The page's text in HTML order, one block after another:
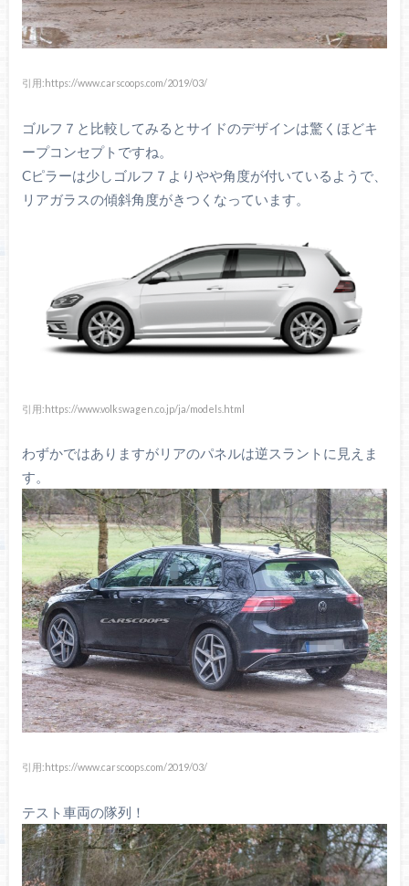
引用:https://www.carscoops.com/2019/03/
ゴルフ７と比較してみるとサイドのデザインは驚くほどキ
ープコンセプトですね。
Cピラーは少しゴルフ７よりやや角度が付いているようで、
リアガラスの傾斜角度がきつくなっています。
引用:https://www.volkswagen.co.jp/ja/models.html
わずかではありますがリアのパネルは逆スラントに見えま
す。
引用:https://www.carscoops.com/2019/03/
テスト車両の隊列！